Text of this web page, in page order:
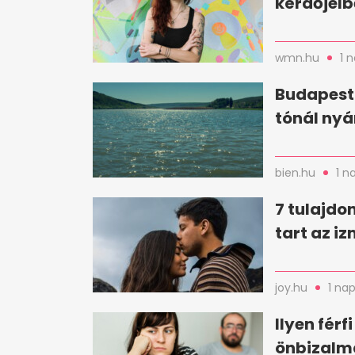
wmn.hu 1
tónál
bien.hu 1
7
tart az
joy.hu 1
Ilyen